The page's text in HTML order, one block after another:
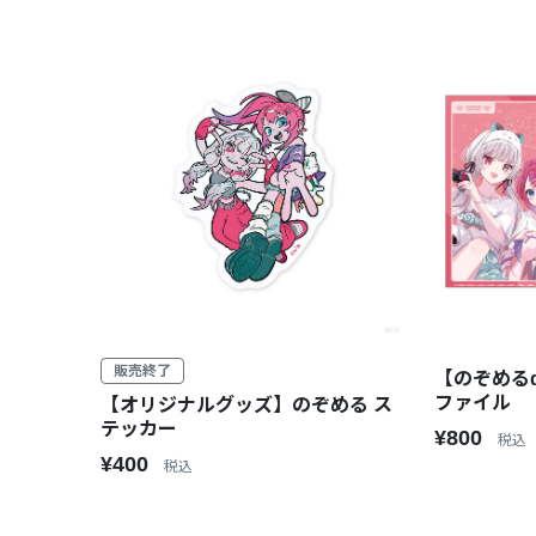
販売終了
【オリジナルグッズ】のぞめる ス
テッカー
¥400 税込
【のぞめ
ファイル
¥800 税込